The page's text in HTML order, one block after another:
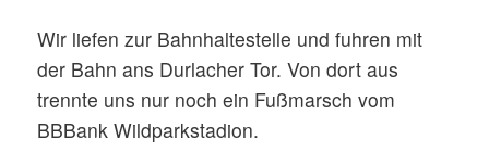
Wir liefen zur Bahnhaltestelle und fuhren mit
der Bahn ans Durlacher Tor. Von dort aus
trennte uns nur noch ein Fußmarsch vom
BBBank Wildparkstadion.